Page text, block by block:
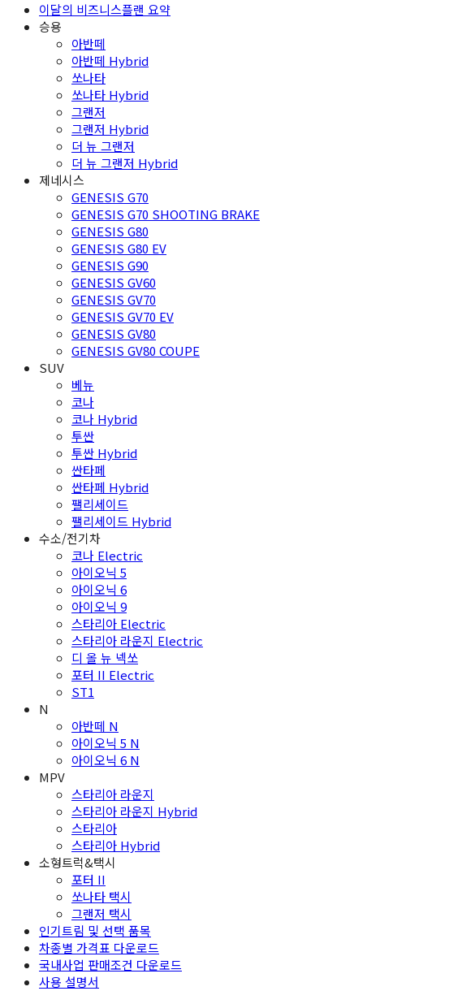
이달의 비즈니스플랜 요약
승용
아반떼
아반떼 Hybrid
쏘나타
쏘나타 Hybrid
그랜저
그랜저 Hybrid
더 뉴 그랜저
더 뉴 그랜저 Hybrid
제네시스
GENESIS G70
GENESIS G70 SHOOTING BRAKE
GENESIS G80
GENESIS G80 EV
GENESIS G90
GENESIS GV60
GENESIS GV70
GENESIS GV70 EV
GENESIS GV80
GENESIS GV80 COUPE
SUV
베뉴
코나
코나 Hybrid
투싼
투싼 Hybrid
싼타페
싼타페 Hybrid
팰리세이드
팰리세이드 Hybrid
수소/전기차
코나 Electric
아이오닉 5
아이오닉 6
아이오닉 9
스타리아 Electric
스타리아 라운지 Electric
디 올 뉴 넥쏘
포터 II Electric
ST1
N
아반떼 N
아이오닉 5 N
아이오닉 6 N
MPV
스타리아 라운지
스타리아 라운지 Hybrid
스타리아
스타리아 Hybrid
소형트럭&택시
포터 II
쏘나타 택시
그랜저 택시
인기트림 및 선택 품목
차종별 가격표 다운로드
국내사업 판매조건 다운로드
사용 설명서